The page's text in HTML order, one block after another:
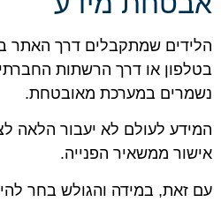
הלידים שמתקבלים דרך האתר
בטלפון או דרך הרשתות
נשמרים במערכת מאובטחת.
המידע לעולם לא יעבור הלאה
אישור ממשאיר הפנייה.
עם זאת, במידה והגולש בחר